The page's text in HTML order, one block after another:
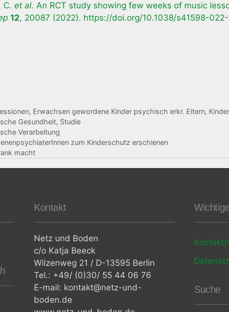
C.et al. An RCT study showing few weeks of music
12, 20087 (2022). https://doi.org/10.1038/s41598-
, Erwachsen gewordene Kinder psychisch erkr. Eltern,
Gesundheit, Studie
Verarbeitung
zum Kinderschutz erschienen
macht
Kontakt
Netz und Boden
c/o Katja Beeck
Wilzenweg 21 / D-13595 Berlin
Tel.: +49/ (0)30/ 55 44 06 76
E-mail: kontakt@netz-und-
boden.de
Kontakt/
Suche